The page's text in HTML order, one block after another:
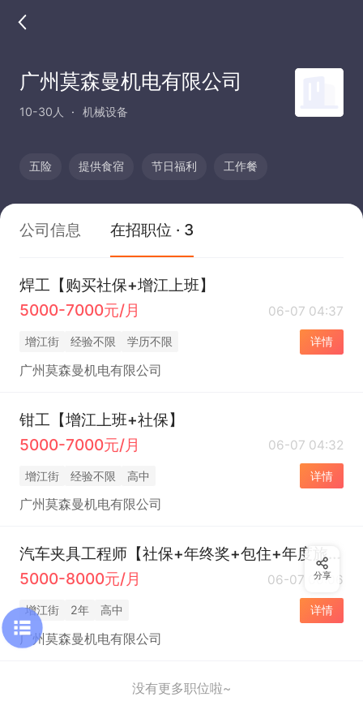
广州莫森曼机电有限公司
10-30人 机械设备
五险 提供食宿 节日福利 工作餐
公司信息 在招职位 · 3
焊工【购买社保+增江上班】
5000-7000元/月
06-07 04:37
增江街 经验不限 学历不限 详情
广州莫森曼机电有限公司
钳工【增江上班+社保】
5000-7000元/月
06-07 04:32
增江街 经验不限 高中 详情
广州莫森曼机电有限公司
汽车夹具工程师【社保+年终奖+包住+年度旅游】
5000-8000元/月
06-07 00:06
增江街 2年 高中 详情
广州莫森曼机电有限公司
没有更多职位啦~
分享